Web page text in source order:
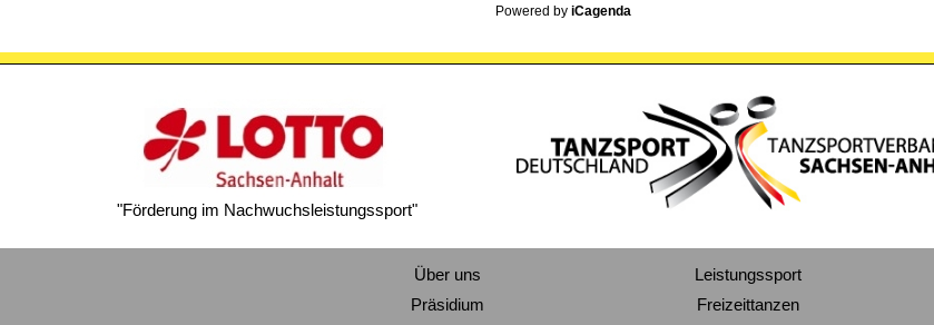
Powered by iCagenda
"Förderung im Nachwuchsleistungssport"
Über uns
Präsidium
Leistungssport
Freizeittanzen